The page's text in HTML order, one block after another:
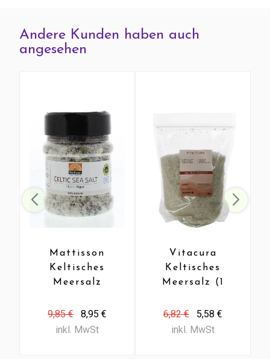
Andere Kunden haben auch
angesehen
Mattisson
Keltisches
Meersalz
gr)
9,85 €
8,95 €
inkl. MwSt
Vitacura
Keltisches
Meersalz (1
6,82 €
5,58 €
inkl. MwSt